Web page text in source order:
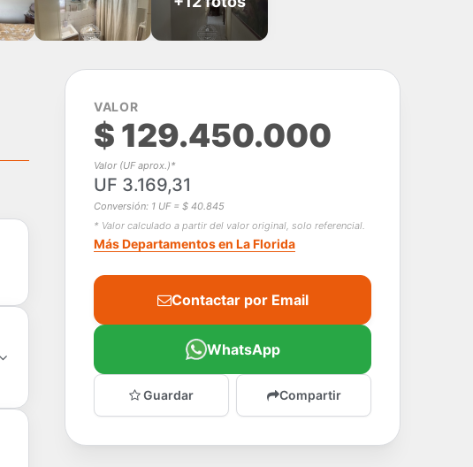
VALOR
$ 129.450.000
Valor (UF aprox.)*
UF 3.169,31
Conversión: 1 UF = $ 40.845
* Valor calculado a partir del valor original, solo referencial.
Más Departamentos en La Florida
Contactar por Email
WhatsApp
Guardar Compartir